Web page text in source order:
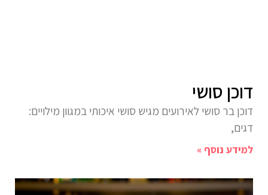
דוכן סושי
דוכן בר סושי לאירועים מגיש סושי איכותי במגוון מילויים:
דגים,
למידע נוסף »